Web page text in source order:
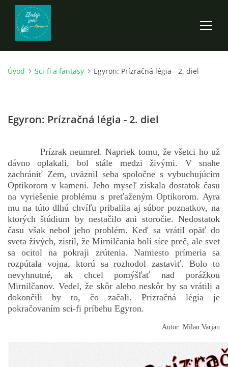
ÚVOD
ANDARION
EGYRON: SIEDMY DEŇ - 3. DIEL
POVIEDKY
GAMEBOOK
ANKETA
Úvod Sci-fi a fantasy Egyron: Prízračná légia - 2. diel
Egyron: Prízračná légia - 2. diel
Prízrak neumrel. Napriek tomu, že všetci ho už
dávno oplakali, bol stále medzi živými. V snahe
zachrániť Zem, uväznil seba spoločne s vybuchujúcim
Optikorom v kameni. Jeho myseľ získala dostatok času
na vyriešenie problému s preťaženým Optikorom. Ayra
mu na túto dlhú chvíľu pribalila aj súbor poznatkov, na
ktorých štúdium by nestačilo ani storočie. Nedostatok
času však nebol jeho problém. Keď sa vrátil opäť do
sveta živých, zistil, že Mirnilčania boli síce preč, ale svet
sa ocitol na pokraji zrútenia. Namiesto prímeria sa
rozpútala vojna, ktorú sa rozhodol zastaviť. Bolo to
nevyhnutné, ak chcel pomýšľať nad porážkou
Mirnilčanov. Vedel, že skôr alebo neskôr by sa vrátili a
dokončili by to, čo začali. Prízračná légia je
pokračovaním sci-fi príbehu Egyron.
Autor: Milan Varjan